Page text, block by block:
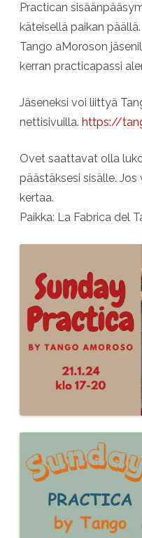
Practican
käteisellä paikan päällä.
Tango aMoroson
kerran practicapassi
Jäseneksi voi liittyä
nettisivuilla. https://
Ovet saattavat olla
päästäksesi sisälle.
kertaa.
Paikka: La Fabrica del